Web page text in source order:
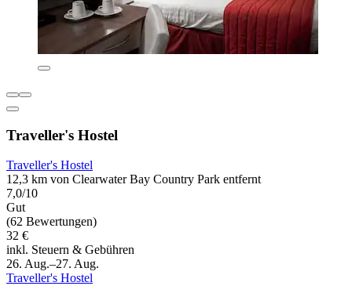
Traveller's Hostel
Traveller's Hostel
12,3 km von Clearwater Bay Country Park entfernt
7,0/10
Gut
(62 Bewertungen)
32 €
inkl. Steuern & Gebühren
26. Aug.–27. Aug.
Traveller's Hostel